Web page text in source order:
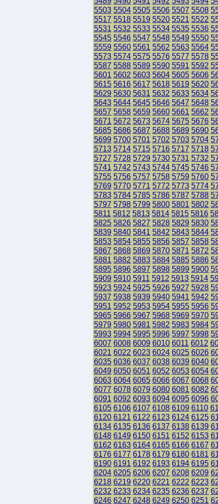
5503 5504 5505 5506 5507 5508
5517 5518 5519 5520 5521 5522
5531 5532 5533 5534 5535 5536
5545 5546 5547 5548 5549 5550
5559 5560 5561 5562 5563 5564
5573 5574 5575 5576 5577 5578
5587 5588 5589 5590 5591 5592
5601 5602 5603 5604 5605 5606
5615 5616 5617 5618 5619 5620
5629 5630 5631 5632 5633 5634
5643 5644 5645 5646 5647 5648
5657 5658 5659 5660 5661 5662
5671 5672 5673 5674 5675 5676
5685 5686 5687 5688 5689 5690
5699 5700 5701 5702 5703 5704
5713 5714 5715 5716 5717 5718
5727 5728 5729 5730 5731 5732
5741 5742 5743 5744 5745 5746
5755 5756 5757 5758 5759 5760
5769 5770 5771 5772 5773 5774
5783 5784 5785 5786 5787 5788
5797 5798 5799 5800 5801 5802
5811 5812 5813 5814 5815 5816
5825 5826 5827 5828 5829 5830
5839 5840 5841 5842 5843 5844
5853 5854 5855 5856 5857 5858
5867 5868 5869 5870 5871 5872
5881 5882 5883 5884 5885 5886
5895 5896 5897 5898 5899 5900
5909 5910 5911 5912 5913 5914
5923 5924 5925 5926 5927 5928
5937 5938 5939 5940 5941 5942
5951 5952 5953 5954 5955 5956
5965 5966 5967 5968 5969 5970
5979 5980 5981 5982 5983 5984
5993 5994 5995 5996 5997 5998
6007 6008 6009 6010 6011 6012
6021 6022 6023 6024 6025 6026
6035 6036 6037 6038 6039 6040
6049 6050 6051 6052 6053 6054
6063 6064 6065 6066 6067 6068
6077 6078 6079 6080 6081 6082
6091 6092 6093 6094 6095 6096
6105 6106 6107 6108 6109 6110
6120 6121 6122 6123 6124 6125
6134 6135 6136 6137 6138 6139
6148 6149 6150 6151 6152 6153
6162 6163 6164 6165 6166 6167
6176 6177 6178 6179 6180 6181
6190 6191 6192 6193 6194 6195
6204 6205 6206 6207 6208 6209
6218 6219 6220 6221 6222 6223
6232 6233 6234 6235 6236 6237
6246 6247 6248 6249 6250 6251